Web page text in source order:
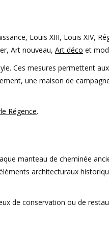
Louis XIII, Louis XIV,
Art nouveau, Art déco et
Ces mesures permettent
une maison de
Régence.
manteau de cheminée
architecturaux
de conservation ou de